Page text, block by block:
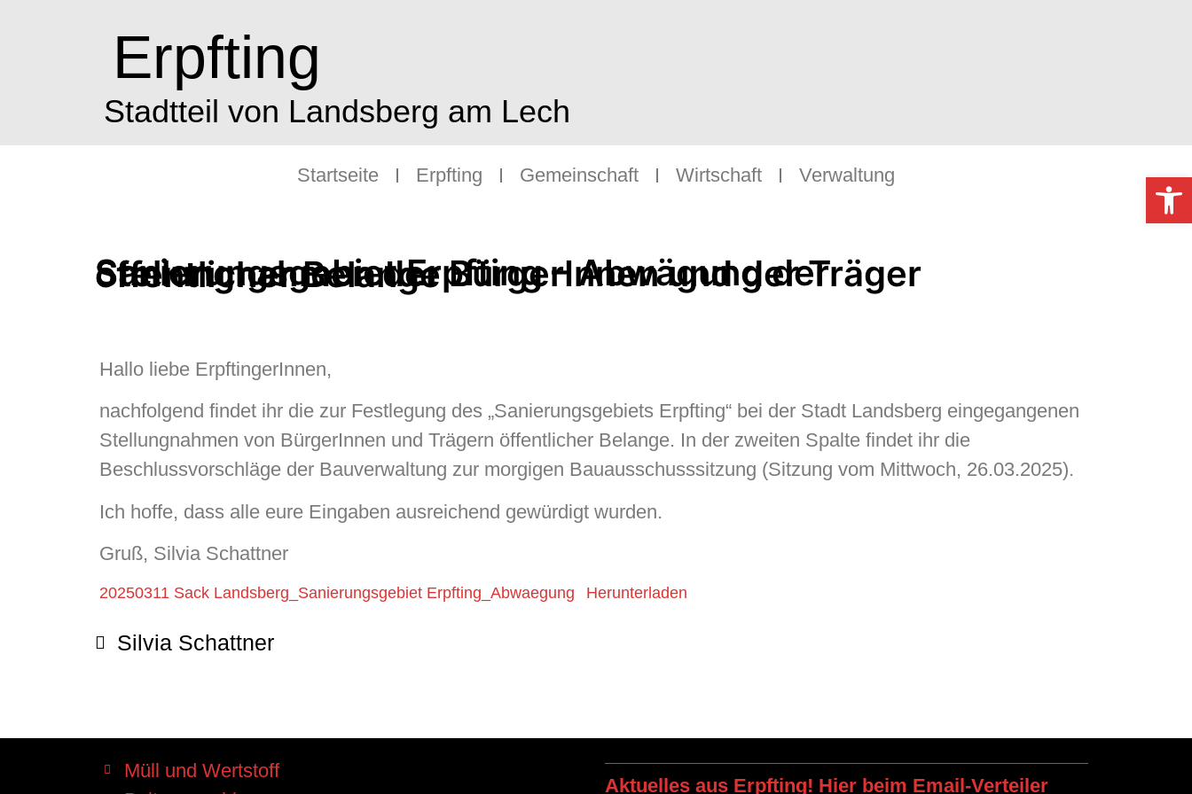
Erpfting
Stadtteil von Landsberg am Lech
Startseite Erpfting Gemeinschaft Wirtschaft Verwaltung
Sanierungsgebiet Erpfting – Abwägung der Stellungnahmen der BürgerInnen und der Träger öffentlicher Belange
Hallo liebe ErpftingerInnen,
nachfolgend findet ihr die zur Festlegung des „Sanierungsgebiets Erpfting“ bei der Stadt Landsberg eingegangenen
Stellungnahmen von BürgerInnen und Trägern öffentlicher Belange. In der zweiten Spalte findet ihr die
Beschlussvorschläge der Bauverwaltung zur morgigen Bauausschusssitzung (Sitzung vom Mittwoch, 26.03.2025).
Ich hoffe, dass alle eure Eingaben ausreichend gewürdigt wurden.
Gruß, Silvia Schattner
20250311 Sack Landsberg_Sanierungsgebiet Erpfting_Abwaegung Herunterladen
Silvia Schattner
Müll und Wertstoff
Aktuelles aus Erpfting! Hier beim Email-Verteiler